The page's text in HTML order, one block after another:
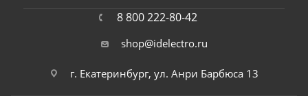
8 800 222-80-42
shop@idelectro.ru
г. Екатеринбург, ул. Анри Барбюса 13